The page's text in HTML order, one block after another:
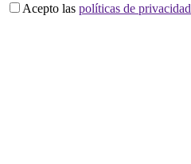
Acepto las políticas de privacidad